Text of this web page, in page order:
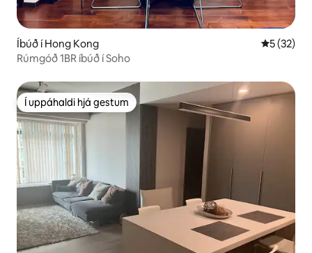
Íbúð í Hong Kong 5 af 5 í
5 (32)
Rúmgóð 1BR íbúð í Soho
Í uppáhaldi hjá gestum
Í uppáhaldi hjá gestum